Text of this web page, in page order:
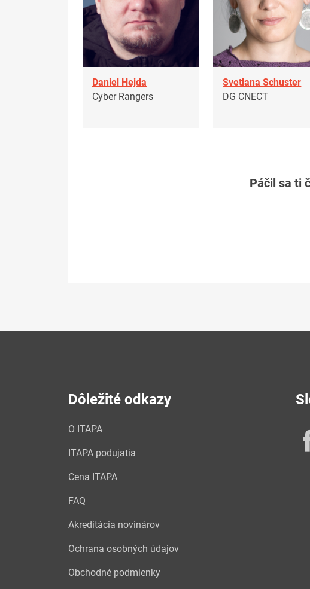
Daniel Hejda
Cyber Rangers
Svetlana Schuster
DG CNECT
Páčil sa ti
Dôležité odkazy
O ITAPA
ITAPA podujatia
Cena ITAPA
FAQ
Akreditácia novinárov
Ochrana osobných údajov
Obchodné podmienky